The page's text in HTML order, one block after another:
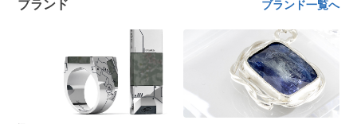
ブランド ブランド一覧へ